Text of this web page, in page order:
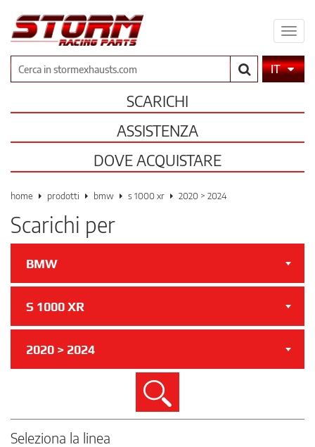
il
CercaIT
SCARICHI
ASSISTENZA
DOVE ACQUISTARE
home prodotti bmw s 1000 xr 2020 > 2024
Scarichi per
BMW
S 1000 XR
2020 > 2024
Cerca
Seleziona la linea